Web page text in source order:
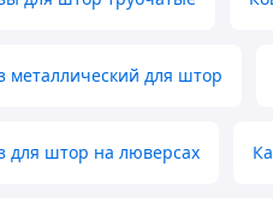
металлический для штор
для штор на люверсах